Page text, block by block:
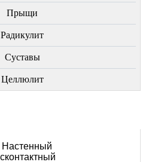
Прыщи
Радикулит
Суставы
Целлюлит